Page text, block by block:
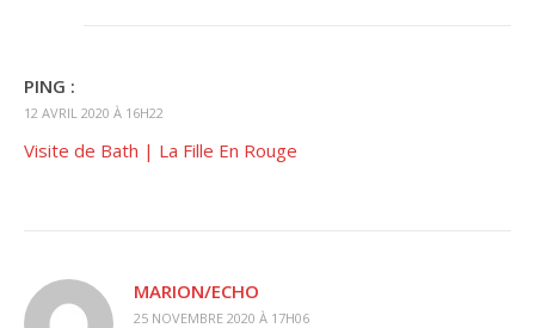
PING :
12 AVRIL 2020 À 16H22
Visite de Bath | La Fille En Rouge
MARION/ECHO
25 NOVEMBRE 2020 À 17H06